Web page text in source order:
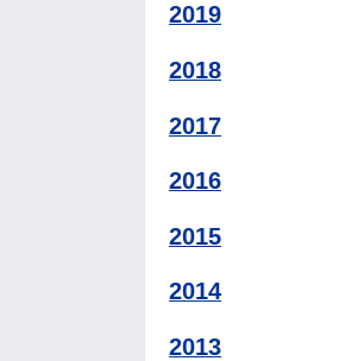
2019
2018
2017
2016
2015
2014
2013